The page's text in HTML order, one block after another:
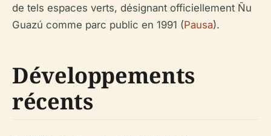
de tels espaces verts, désignant officiellement Ñu
Guazú comme parc public en 1991 (Pausa).
Développements
récents